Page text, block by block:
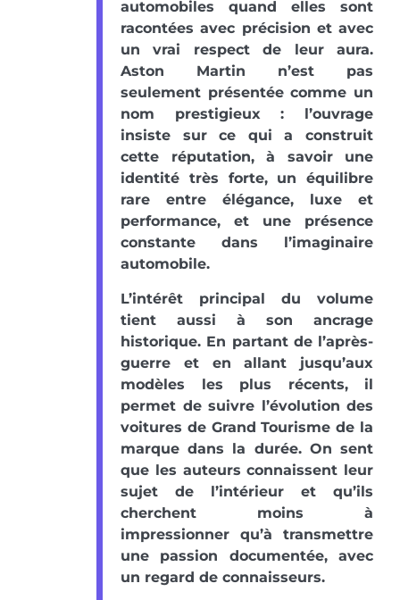
automobiles quand elles sont
racontées avec précision et avec
un vrai respect de leur aura.
Aston Martin n’est pas
seulement présentée comme un
nom prestigieux : l’ouvrage
insiste sur ce qui a construit
cette réputation, à savoir une
identité très forte, un équilibre
rare entre élégance, luxe et
performance, et une présence
constante dans l’imaginaire
automobile.
L’intérêt principal du volume
tient aussi à son ancrage
historique. En partant de l’après-
guerre et en allant jusqu’aux
modèles les plus récents, il
permet de suivre l’évolution des
voitures de Grand Tourisme de la
marque dans la durée. On sent
que les auteurs connaissent leur
sujet de l’intérieur et qu’ils
cherchent moins à
impressionner qu’à transmettre
une passion documentée, avec
un regard de connaisseurs.